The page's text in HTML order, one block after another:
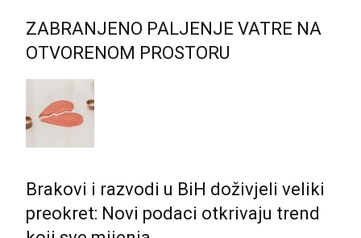
ZABRANJENO PALJENJE VATRE NA
OTVORENOM PROSTORU
Brakovi i razvodi u BiH doživjeli veliki
preokret: Novi podaci otkrivaju trend